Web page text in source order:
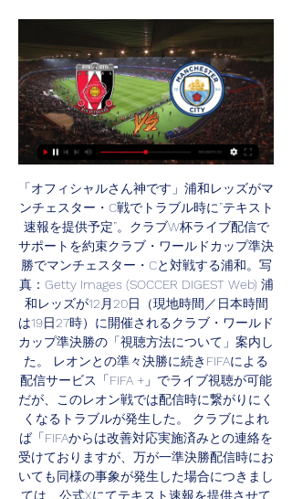
「オフィシャルさん神です」浦和レッズがマ
ンチェスター・C戦でトラブル時に”テキスト
速報を提供予定”。クラブW杯ライブ配信で
サポートを約束クラブ・ワールドカップ準決
勝でマンチェスター・Cと対戦する浦和。写
真：Getty Images (SOCCER DIGEST Web) 浦
和レッズが12月20日（現地時間／日本時間
は19日27時）に開催されるクラブ・ワールド
カップ準決勝の「視聴方法について」案内し
た。 レオンとの準々決勝に続きFIFAによる
配信サービス「FIFA +」でライブ視聴が可能
だが、このレオン戦では配信時に繋がりにく
くなるトラブルが発生した。 クラブによれ
ば「FIFAからは改善対応実施済みとの連絡を
受けておりますが、万が一準決勝配信時にお
いても同様の事象が発生した場合につきまし
ては、公式Xにてテキスト速報を提供させて